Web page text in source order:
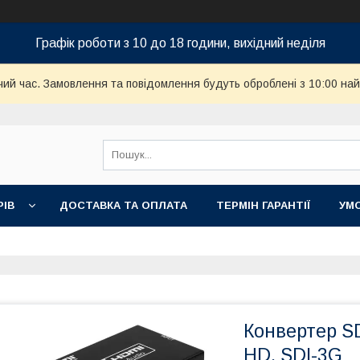
Графік роботи з 10 до 18 години, вихідний неділя
час. Замовлення та повідомлення будуть оброблені з 10:00
ДОСТАВКА ТА ОПЛАТА ТЕРМІН ГАРАНТІЇ
Конвертер
HD, SDI-3G